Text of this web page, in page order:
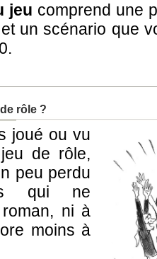
jeu comprend une
un scénario que
rôle ?
joué ou vu
de rôle,
peu perdu
qui ne
ni à
moins à